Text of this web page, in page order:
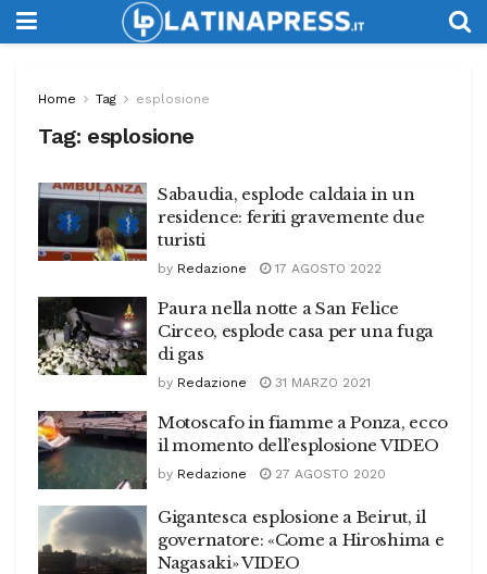
Home Tag esplosione
Tag: esplosione
Sabaudia, esplode caldaia in un
residence: feriti gravemente due
turisti
by Redazione 17 AGOSTO 2022
Paura nella notte a San Felice
Circeo, esplode casa per una fuga
di gas
by Redazione 31 MARZO 2021
Motoscafo in fiamme a Ponza, ecco
il momento dell’esplosione VIDEO
by Redazione 27 AGOSTO 2020
Gigantesca esplosione a Beirut, il
governatore: «Come a Hiroshima e
Nagasaki» VIDEO